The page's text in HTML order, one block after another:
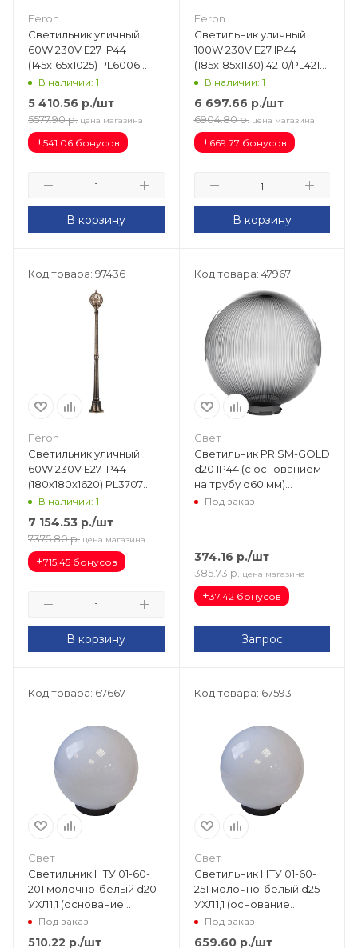
Feron
Светильник уличный
60W 230V Е27 IP44
(145х165х1025) PL6006
черное золото (столб)
В наличии: 1
5 410.56 р./шт
5577.90 р. цена магазина
+541.06 бонусов
В корзину
Feron
Светильник уличный
100W 230V Е27 IP44
(185х185х1130) 4210/PL4210
черный (столб) 11034
В наличии: 1
6 697.66 р./шт
6904.80 р. цена магазина
+669.77 бонусов
В корзину
Код товара: 97436
Feron
Светильник уличный
60W 230V Е27 IP44
(180х180х1620) PL3707
черное золото (столб)
В наличии: 1
7 154.53 р./шт
7375.80 р. цена магазина
+715.45 бонусов
В корзину
Код товара: 47967
Свет
Светильник PRISM-GOLD
d20 IP44 (с основанием
на трубу d60 мм)
ФИНАЛЬНАЯ
Под заказ
374.16 р./шт
385.73 р. цена магазина
+37.42 бонусов
Запрос
Код товара: 67667
Свет
Светильник НТУ 01-60-
201 молочно-белый d20
УХЛ1,1 (основание
пластик ABS) В-06208
Под заказ
510.22 р./шт
Код товара: 67593
Свет
Светильник НТУ 01-60-
251 молочно-белый d25
УХЛ1,1 (основание
пластик ABS) В-07388
Под заказ
659.60р./шт